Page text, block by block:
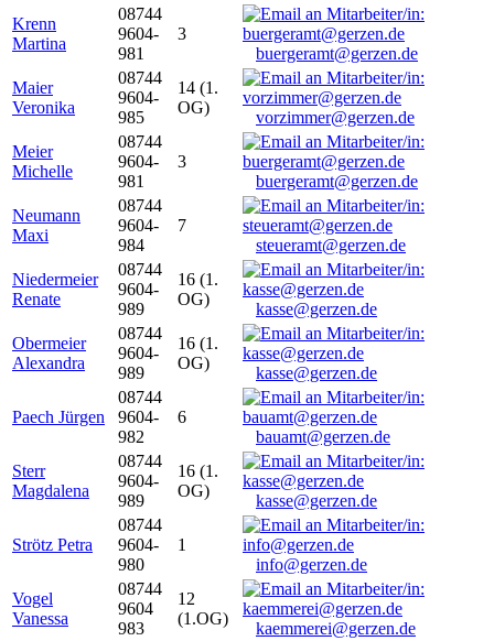
Krenn
Martina
08744
9604-
981
3
buergeramt@gerzen.de
Maier
Veronika
08744
9604-
985
14 (1.
OG)
vorzimmer@gerzen.de
Meier
Michelle
08744
9604-
981
3
buergeramt@gerzen.de
Neumann
Maxi
08744
9604-
984
7
steueramt@gerzen.de
Niedermeier
Renate
08744
9604-
989
16 (1.
OG)
kasse@gerzen.de
Obermeier
Alexandra
08744
9604-
989
16 (1.
OG)
kasse@gerzen.de
Paech Jürgen
08744
9604-
982
6
bauamt@gerzen.de
Sterr
Magdalena
08744
9604-
989
16 (1.
OG)
kasse@gerzen.de
Strötz Petra
08744
9604-
980
1
info@gerzen.de
Vogel
Vanessa
08744
9604
983
12
(1.OG)
kaemmerei@gerzen.de